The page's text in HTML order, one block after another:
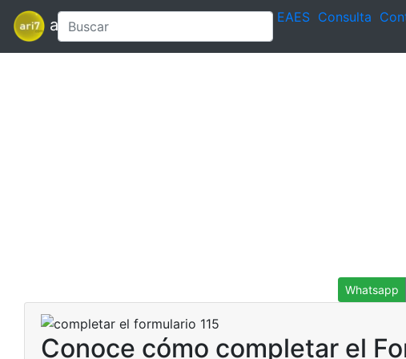
ari7 EAES Consulta
Whatsapp
Conoce cómo completar el